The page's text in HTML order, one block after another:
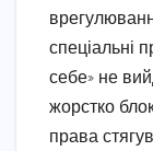
спеціальні
себе» не
жорстко
права